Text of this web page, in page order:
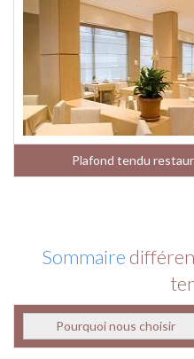
Plafond tendu
Sommaire
Pourquoi nous choisir